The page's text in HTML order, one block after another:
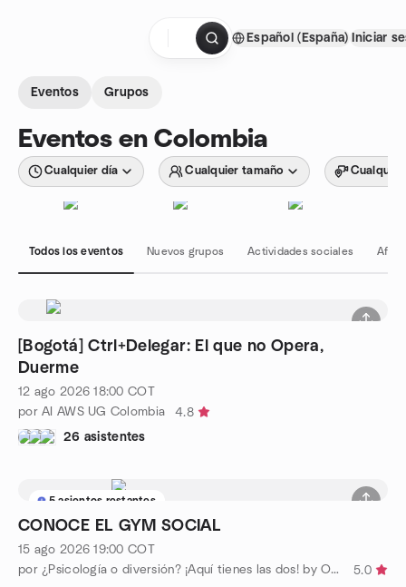
Español (España) Iniciar
Eventos Grupos
Eventos en Colombia
Cualquier día Cualquier tamaño
Todos los eventos Nuevos grupos Actividades sociales
[Bogotá] Ctrl+Delegar: El que no Opera,
Duerme
12 ago 2026 18:00 COT
por AI AWS UG Colombia
4.8
26 asistentes
5 asientos restantes
CONOCE EL GYM SOCIAL
15 ago 2026 19:00 COT
por ¿Psicología o diversión? ¡Aquí tienes las dos! by OOL
5.0